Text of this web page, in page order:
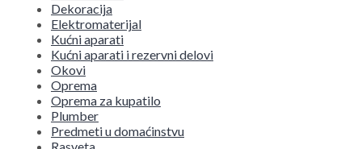
Dekoracija
Elektromaterijal
Kućni aparati
Kućni aparati i rezervni delovi
Okovi
Oprema
Oprema za kupatilo
Plumber
Predmeti u domaćinstvu
Rasveta